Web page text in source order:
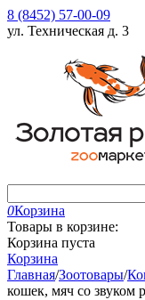
8 (8452) 57-00-09
ул. Техническая д. 3
0Корзина
Товары в корзине:
Корзина пуста
Корзина
Главная/Зоотовары/
кошек, мяч со звуком